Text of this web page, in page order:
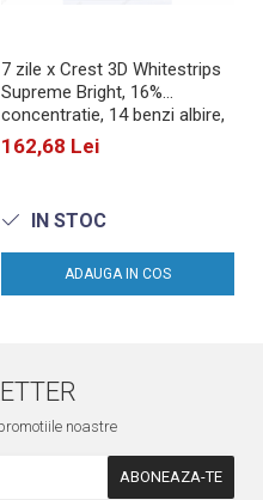
7 zile x Crest 3D Whitestrips
Supreme Bright, 16%
concentratie, 14 benzi albire,
nivel albire 9, aplicare 60 min,
benzi Crest
162,68 Lei
IN STOC
ADAUGA IN COS
noastre